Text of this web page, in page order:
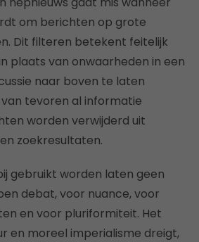
om berichten op grote
Dit filteren betekent feitelijk
plaats van onwaarheden in een
naar boven te laten
tevoren al informatie
worden verwijderd uit
zoekresultaten.
gebruikt worden laten geen
debat, voor nuance, voor
en voor pluriformiteit. Het
en moreel imperialisme dreigt,